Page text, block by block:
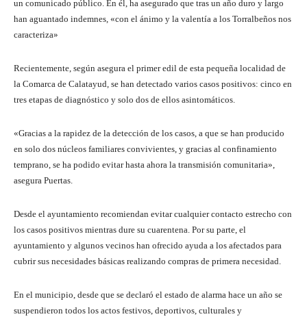
un comunicado público. En él, ha asegurado que tras un año duro y largo
han aguantado indemnes, «con el ánimo y la valentía a los Torralbeños nos
caracteriza»
Recientemente, según asegura el primer edil de esta pequeña localidad de
la Comarca de Calatayud, se han detectado varios casos positivos: cinco en
tres etapas de diagnóstico y solo dos de ellos asintomáticos.
«Gracias a la rapidez de la detección de los casos, a que se han producido
en solo dos núcleos familiares convivientes, y gracias al confinamiento
temprano, se ha podido evitar hasta ahora la transmisión comunitaria»,
asegura Puertas.
Desde el ayuntamiento recomiendan evitar cualquier contacto estrecho con
los casos positivos mientras dure su cuarentena. Por su parte, el
ayuntamiento y algunos vecinos han ofrecido ayuda a los afectados para
cubrir sus necesidades básicas realizando compras de primera necesidad.
En el municipio, desde que se declaró el estado de alarma hace un año se
suspendieron todos los actos festivos, deportivos, culturales y